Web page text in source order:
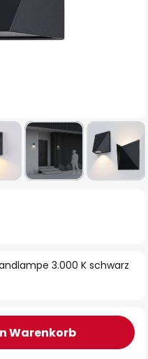
3.000 K schwarz
Warenkorb